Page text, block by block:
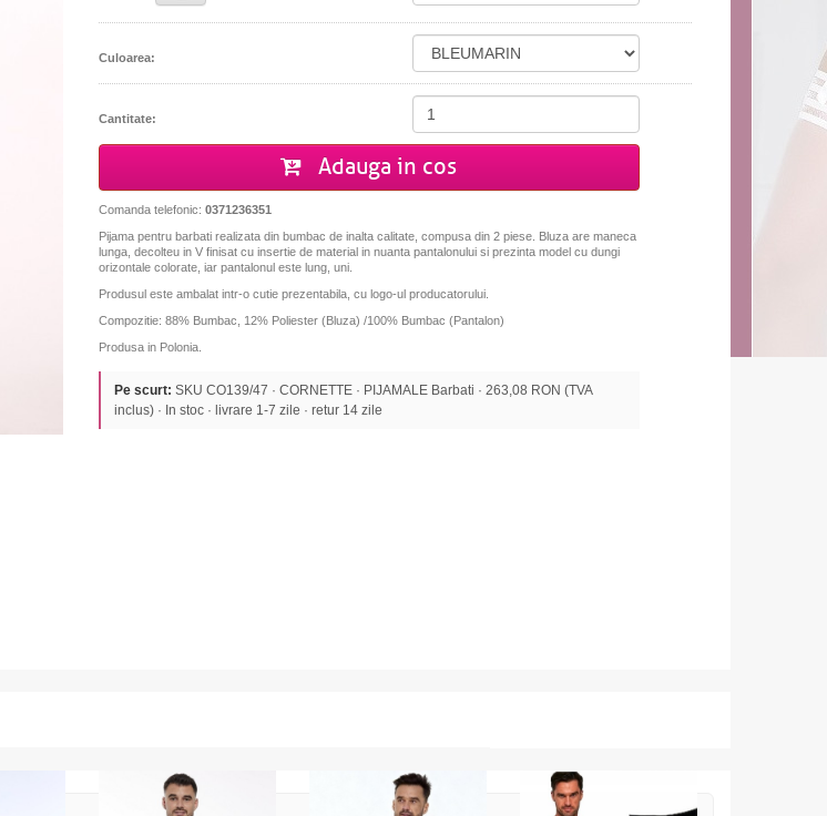
Culoarea:
Cantitate:
Adauga in cos
Comanda telefonic: 0371236351
Pijama pentru barbati realizata din bumbac de inalta calitate, compusa din 2 piese. Bluza are maneca
lunga, decolteu in V finisat cu insertie de material in nuanta pantalonului si prezinta model cu dungi
orizontale colorate, iar pantalonul este lung, uni.
Produsul este ambalat intr-o cutie prezentabila, cu logo-ul producatorului.
Compozitie: 88% Bumbac, 12% Poliester (Bluza) /100% Bumbac (Pantalon)
Produsa in Polonia.
Pe scurt: SKU CO139/47 · CORNETTE · PIJAMALE Barbati · 263,08 RON (TVA
inclus) · In stoc · livrare 1-7 zile · retur 14 zile